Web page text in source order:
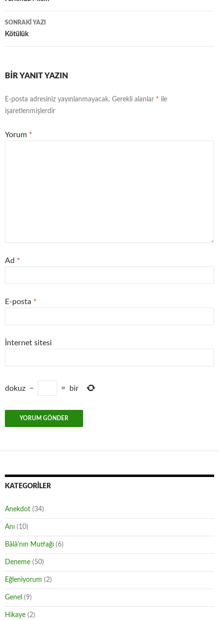
dolaşımı
SONRAKI YAZI
Kötülük
BIR YANIT YAZIN
E-posta adresiniz yayınlanmayacak. Gerekli alanlar * ile
işaretlenmişlerdir
Yorum *
Ad *
E-posta *
İnternet sitesi
dokuz − = bir
KATEGORILER
Anekdot (34)
Anı (10)
Bâlâ'nın Mutfağı (6)
Deneme (50)
Eğleniyorum (2)
Genel (9)
Hikaye (2)